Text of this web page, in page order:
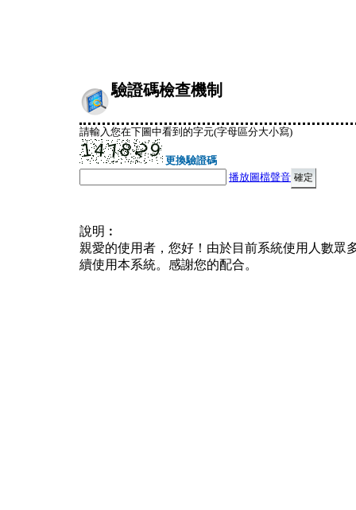
驗證碼檢查機制
請輸入您在下圖中看到的字元(字母區分大小寫)
更換驗證碼
播放圖檔聲音
說明︰
親愛的使用者，您好！由於目前系統使用人數眾
續使用本系統。感謝您的配合。